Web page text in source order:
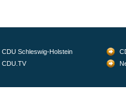
CDU Schleswig-Holstein
CDU.TV